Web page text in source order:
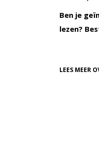
Ben je
lezen?
LEES MEER